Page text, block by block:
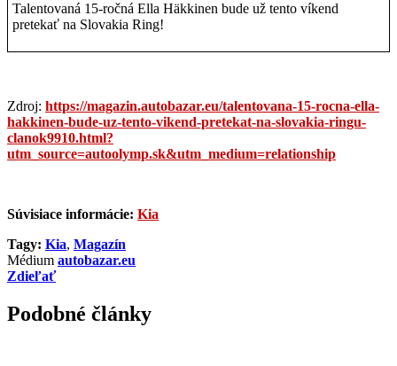
Talentovaná 15-ročná Ella Häkkinen bude už tento víkend
pretekať na Slovakia Ring!
Zdroj: https://magazin.autobazar.eu/talentovana-15-rocna-ella-
hakkinen-bude-uz-tento-vikend-pretekat-na-slovakia-ringu-
clanok9910.html?
utm_source=autoolymp.sk&utm_medium=relationship
Súvisiace informácie: Kia
Tagy: Kia, Magazín
Médium autobazar.eu
Zdieľať
Podobné články